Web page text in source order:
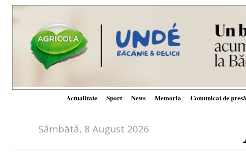
Actualitate Sport News Memoria Comunicat de presă
Sâmbătă, 8 August 2026